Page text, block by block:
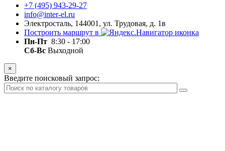
+7 (495) 943-29-27
info@inter-el.ru
Электросталь, 144001, ул. Трудовая, д. 1в
Построить маршрут в
Пн-Пт 8:30 - 17:00
Сб-Вс Выходной
×
Введите поисковый запрос: